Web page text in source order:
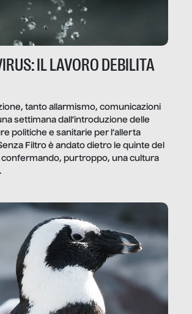
IL LAVORO DEBILITA
tanto allarmismo, comunicazioni
settimana dall’introduzione delle
politiche e sanitarie per l’allerta
Filtro è andato dietro le quinte del
confermando, purtroppo, una cultura